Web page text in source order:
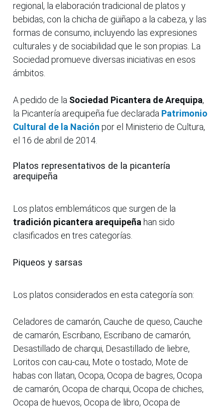
regional, la elaboración tradicional de platos y
bebidas, con la chicha de güiñapo a la cabeza, y las
formas de consumo, incluyendo las expresiones
culturales y de sociabilidad que le son propias. La
Sociedad promueve diversas iniciativas en esos
ámbitos.
A pedido de la Sociedad Picantera de Arequipa,
la Picantería arequipeña fue declarada Patrimonio
Cultural de la Nación por el Ministerio de Cultura,
el 16 de abril de 2014.
Platos representativos de la picantería
arequipeña
Los platos emblemáticos que surgen de la
tradición picantera arequipeña han sido
clasificados en tres categorías.
Piqueos y sarsas
Los platos considerados en esta categoría son:
Celadores de camarón, Cauche de queso, Cauche
de camarón, Escribano, Escribano de camarón,
Desastillado de charqui, Desastillado de liebre,
Loritos con cau-cau, Mote o tostado, Mote de
habas con llatan, Ocopa, Ocopa de bagres, Ocopa
de camarón, Ocopa de charqui, Ocopa de chiches,
Ocopa de huevos, Ocopa de libro, Ocopa de